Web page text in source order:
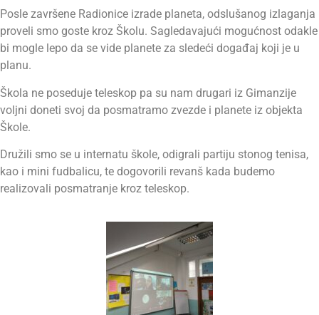
Posle završene Radionice izrade planeta, odslušanog izlaganja
proveli smo goste kroz Školu. Sagledavajući mogućnost odakle
bi mogle lepo da se vide planete za sledeći događaj koji je u
planu.
Škola ne poseduje teleskop pa su nam drugari iz Gimanzije
voljni doneti svoj da posmatramo zvezde i planete iz objekta
Škole.
Družili smo se u internatu škole, odigrali partiju stonog tenisa,
kao i mini fudbalicu, te dogovorili revanš kada budemo
realizovali posmatranje kroz teleskop.